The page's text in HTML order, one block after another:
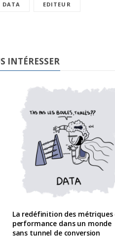
DATA EDITEUR
INTÉRESSER
La redéfinition des métriques
performance dans un monde
sans tunnel de conversion